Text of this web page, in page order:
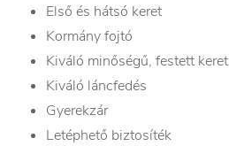
Első és hátsó keret
Kormány fojtó
Kiváló minőségű, festett keret
Kiváló láncfedés
Gyerekzár
Letéphető biztosíték